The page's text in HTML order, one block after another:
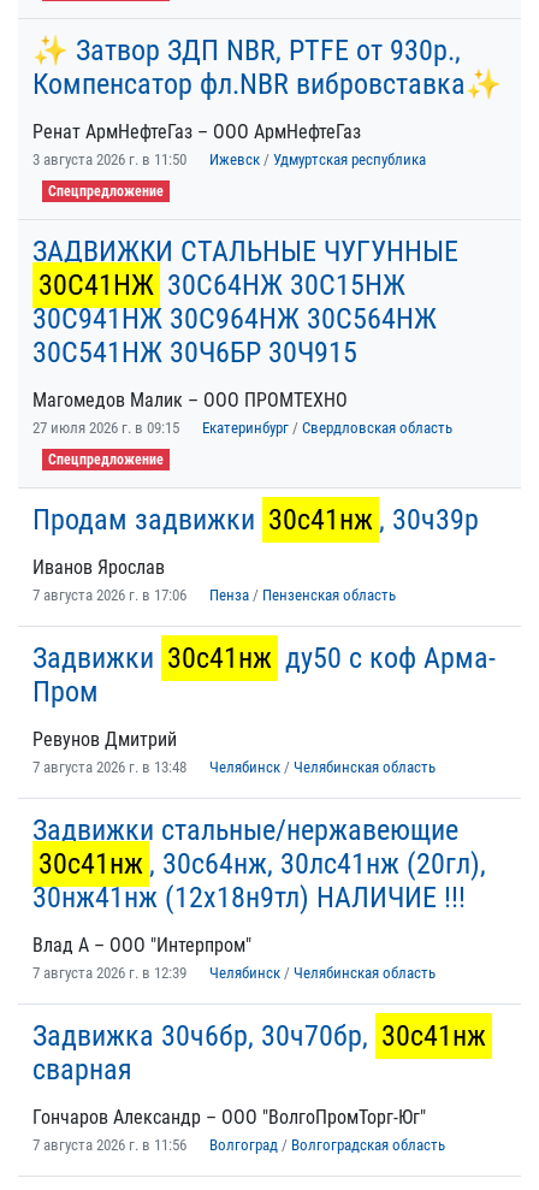
✨ Затвор ЗДП NBR, PTFE от 930р.,
Компенсатор фл.NBR вибровставка✨
Ренат АрмНефтеГаз – ООО АрмНефтеГаз
3 августа 2026 г. в 11:50 Ижевск / Удмуртская республика
Спецпредложение
ЗАДВИЖКИ СТАЛЬНЫЕ ЧУГУННЫЕ
30С41НЖ 30С64НЖ 30С15НЖ
30С941НЖ 30С964НЖ 30С564НЖ
30С541НЖ 30Ч6БР 30Ч915
Магомедов Малик – ООО ПРОМТЕХНО
27 июля 2026 г. в 09:15 Екатеринбург / Свердловская область
Спецпредложение
Продам задвижки 30с41нж , 30ч39р
Иванов Ярослав
7 августа 2026 г. в 17:06 Пенза / Пензенская область
Задвижки 30с41нж ду50 с коф Арма-
Пром
Ревунов Дмитрий
7 августа 2026 г. в 13:48 Челябинск / Челябинская область
Задвижки стальные/нержавеющие
30с41нж , 30с64нж, 30лс41нж (20гл),
30нж41нж (12х18н9тл) НАЛИЧИЕ !!!
Влад А – ООО "Интерпром"
7 августа 2026 г. в 12:39 Челябинск / Челябинская область
Задвижка 30ч6бр, 30ч70бр, 30с41нж
сварная
Гончаров Александр – ООО "ВолгоПромТорг-Юг"
7 августа 2026 г. в 11:56 Волгоград / Волгоградская область